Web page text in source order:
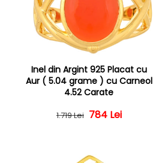
Inel din Argint 925 Placat cu
Aur ( 5.04 grame ) cu Carneol
4.52 Carate
Preț obișnuit
1.719 Lei Preț redus
784 Lei